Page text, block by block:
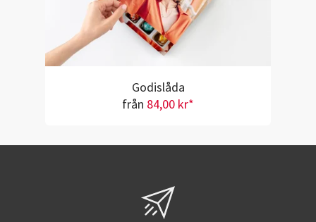
Godislåda
från 84,00 kr*